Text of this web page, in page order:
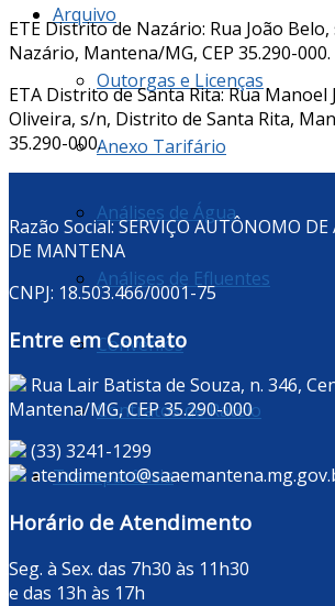
Arquivo
Outorgas e Licenças
Anexo Tarifário
Análises de Água
Análises de Efluentes
Convênios
Contratos de Rateio
Transparência
ETE Distrito de Nazário: Rua João
Nazário, Mantena/MG, CEP 35.290-000.
ETA Distrito de Santa Rita: Rua Manoel
Oliveira, s/n, Distrito de Santa Rita,
35.290-000.
Razão Social: SERVIÇO AUTÔNOMO DE
DE MANTENA
CNPJ: 18.503.466/0001-75
Entre em Contato
Rua Lair Batista de Souza, n. 346,
Mantena/MG, CEP 35.290-000
(33) 3241-1299
Horário de Atendimento
Seg. à Sex. das 7h30 às 11h30
e das 13h às 17h